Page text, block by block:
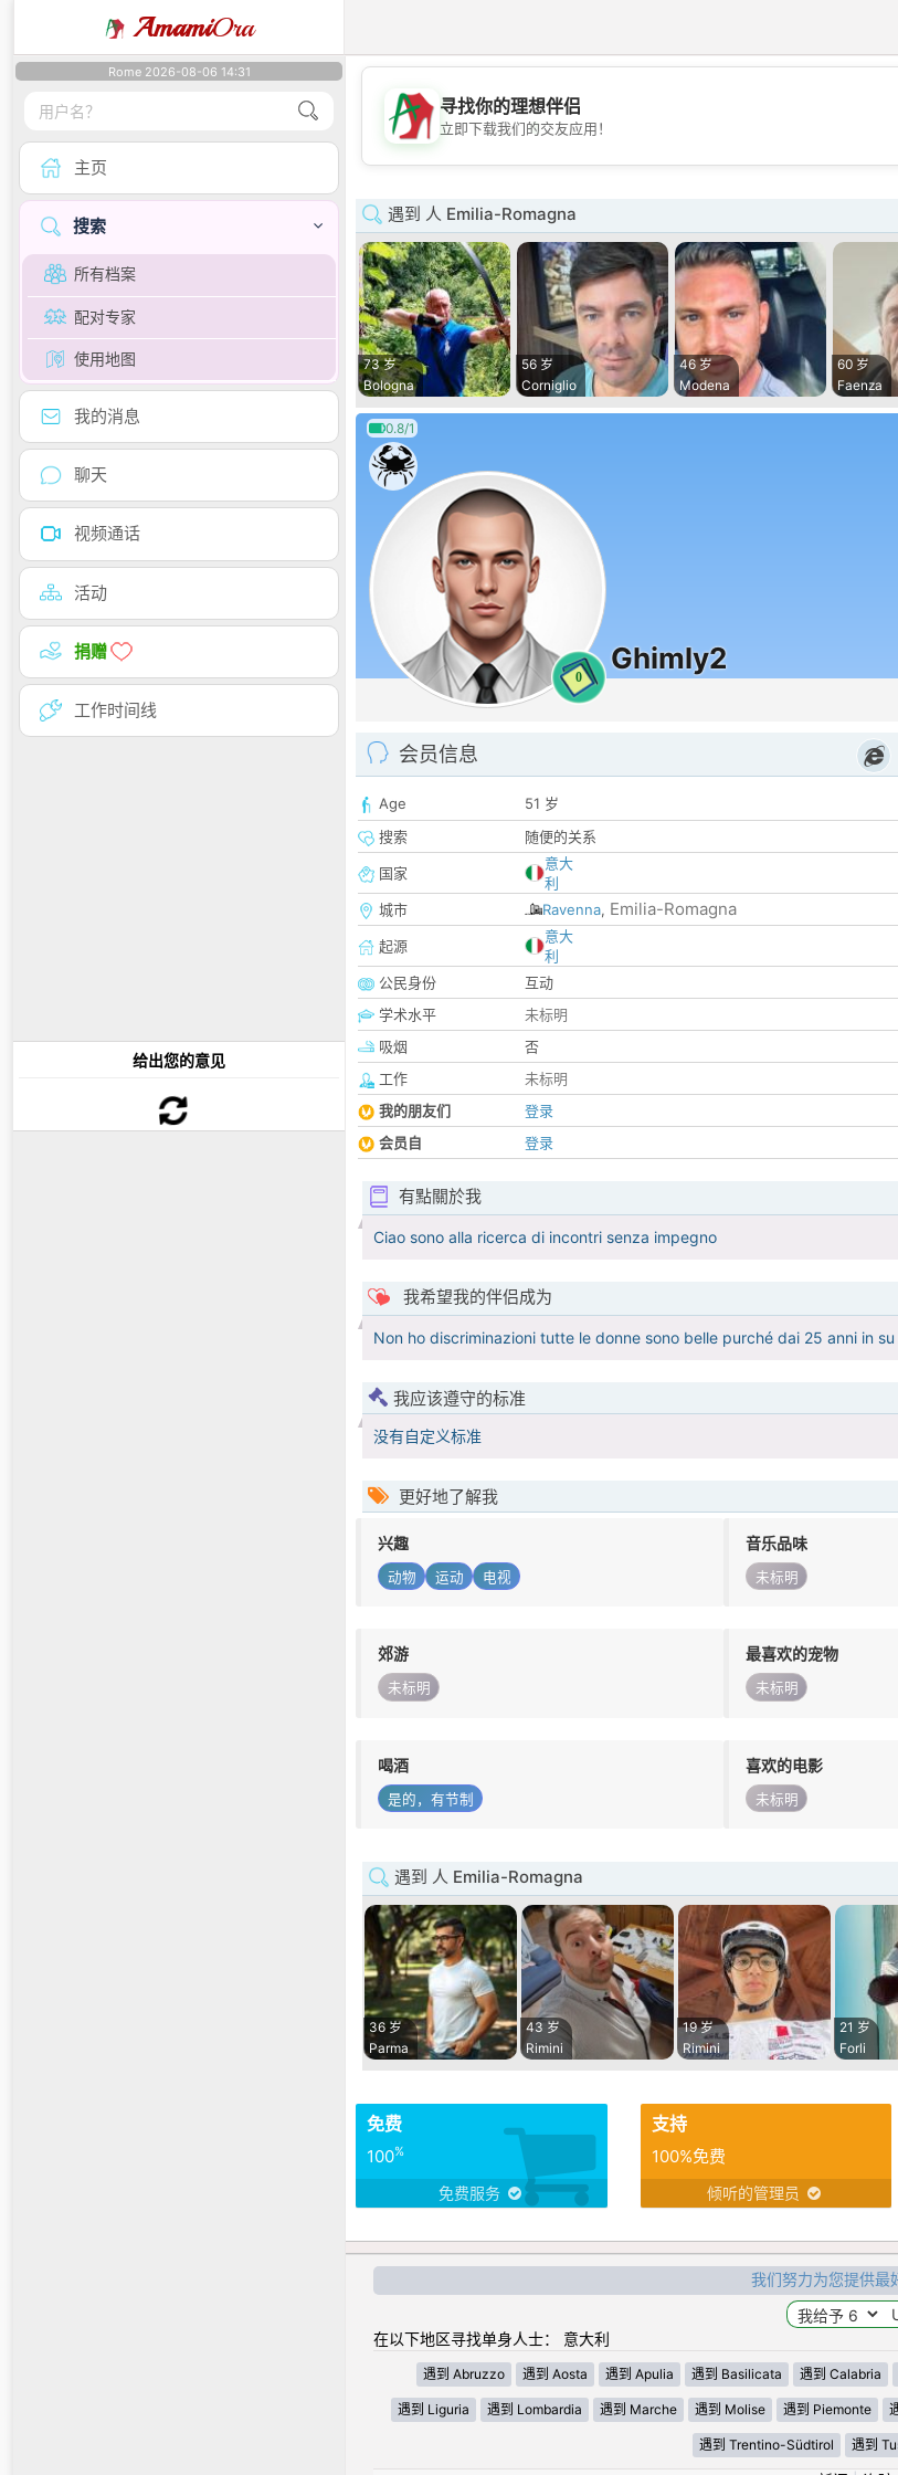
AmamiOra
Rome 2026-08-06 14:31
主页
搜索
所有档案
配对专家
使用地图
我的消息
聊天
视频通话
活动
捐赠
工作时间线
给出您的意见
💖
💕
寻找你的理想伴侣
立即下载我们的交友应用！
遇到 人 Emilia-Romagna
73 岁
Bologna
56 岁
Corniglio
46 岁
Modena
60 岁
Faenza
0.8/1
0
Ghimly2
会员信息
Age
51 岁
搜索
随便的关系
国家
意大
利
城市
Ravenna, Emilia-Romagna
起源
意大
利
公民身份
互动
学术水平
未标明
吸烟
否
工作
未标明
我的朋友们
登录
会员自
登录
有點關於我
Ciao sono alla ricerca di incontri senza impegno
我希望我的伴侣成为
Non ho discriminazioni tutte le donne sono belle purché dai 25 anni in su
我应该遵守的标准
没有自定义标准
更好地了解我
兴趣
动物 运动 电视
音乐品味
未标明
郊游
未标明
最喜欢的宠物
未标明
喝酒
是的，有节制
喜欢的电影
未标明
遇到 人 Emilia-Romagna
36 岁
Parma
43 岁
Rimini
19 岁
Rimini
21 岁
Forli
免费
100%
免费服务
支持
100%免费
倾听的管理员
我们努力为您提供最
在以下地区寻找单身人士： 意大利
遇到 Abruzzo 遇到 Aosta 遇到 Apulia 遇到 Basilicata 遇到 Calabria
遇到 Liguria 遇到 Lombardia 遇到 Marche 遇到 Molise 遇到 Piemonte
遇到 Trentino-Südtirol 遇到